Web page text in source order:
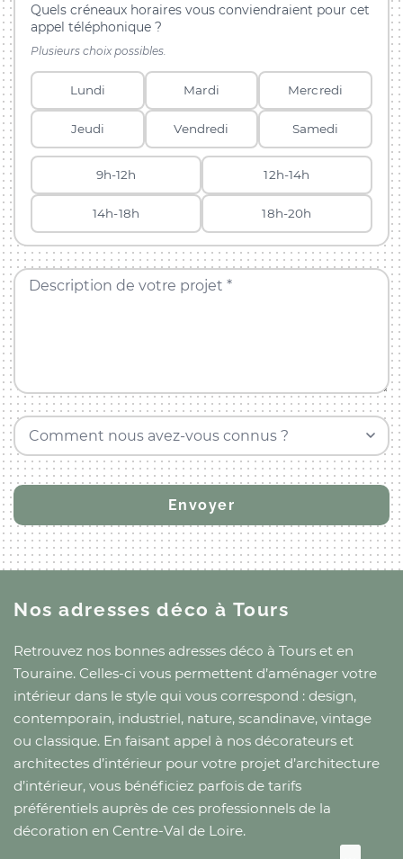
Quels créneaux horaires vous conviendraient pour cet
appel téléphonique ?
Plusieurs choix possibles.
Lundi Mardi Mercredi
Jeudi Vendredi Samedi
9h-12h 12h-14h
14h-18h 18h-20h
Description de votre projet *
Comment nous avez-vous connus ?
Nos adresses décoà Tours
Retrouvez nos bonnes adresses déco à Tours et en
Touraine. Celles-ci vous permettent d’aménager votre
intérieur dans le style qui vous correspond : design,
contemporain, industriel, nature, scandinave, vintage
ou classique. En faisant appel à nos décorateurs et
architectes d’intérieur pour votre projet d’architecture
d’intérieur, vous bénéficiez parfois de tarifs
préférentiels auprès de ces professionnels de la
décoration en Centre-Val de Loire.